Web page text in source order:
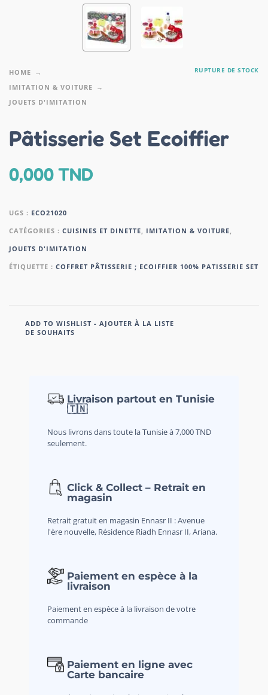
HOME
IMITATION & VOITURE
JOUETS D'IMITATION
RUPTURE DE STOCK
Pâtisserie Set Ecoiffier
0,000TND
UGS : ECO21020
CATÉGORIES : CUISINES ET DINETTE IMITATION & VOITURE
JOUETS D'IMITATION
ÉTIQUETTE : COFFRET PÂTISSERIE ; ECOIFFIER 100% PATISSERIE SET
ADD TO WISHLIST - AJOUTER À LA LISTE
DE SOUHAITS
Livraison partout en Tunisie
🇹🇳
Nous livrons dans toute la Tunisie à 7,000 TND
seulement.
Click & Collect – Retrait en
magasin
Retrait gratuit en magasin Ennasr II : Avenue
l'ère nouvelle, Résidence Riadh Ennasr II, Ariana.
Paiement en espèce à la
livraison
Paiement en espèce à la livraison de votre
commande
Paiement en ligne avec
Carte bancaire